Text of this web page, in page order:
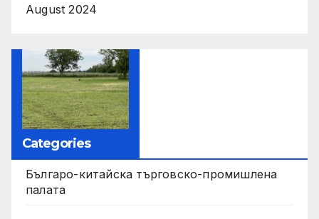
August 2024
Categories
Българо-китайска търговско-промишлена
палата